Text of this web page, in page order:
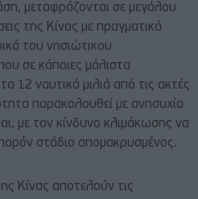
μεταφράζονται σε μεγάλου
της Κίνας με πραγματικά
του νησιώτικου
σε κάποιες μάλιστα
12 ναυτικά μιλιά από τις ακτές
παρακολουθεί με ανησυχία
με τον κίνδυνο κλιμάκωσης να
στάδιο απομακρυσμένος.
Κίνας αποτελούν τις